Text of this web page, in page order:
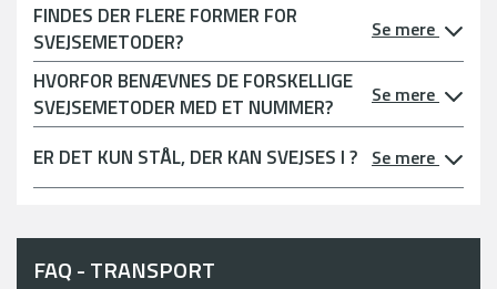
FINDES DER FLERE FORMER FOR
SVEJSEMETODER?
Se mere
HVORFOR BENÆVNES DE FORSKELLIGE
SVEJSEMETODER MED ET NUMMER?
Se mere
ER DET KUN STÅL, DER KAN SVEJSES I ? Se mere
FAQ - TRANSPORT